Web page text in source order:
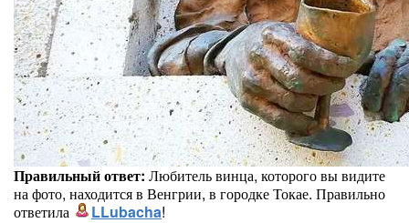
Правильный ответ: Любитель винца, которого вы видите
на фото, находится в Венгрии, в городке Токае. Правильно
ответила
LLubacha!